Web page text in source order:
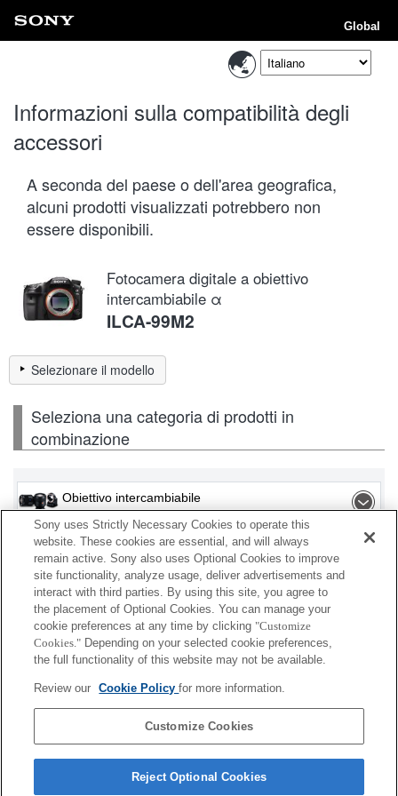
Global
Informazioni sulla compatibilità degli
accessori
A seconda del paese o dell'area geografica,
alcuni prodotti visualizzati potrebbero non
essere disponibili.
Fotocamera digitale a obiettivo
intercambiabile α
ILCA-99M2
Selezionare il modello
Seleziona una categoria di prodotti in
combinazione
Obiettivo intercambiabile
Flash / Lampada
Scheda di memoria
Alimentazione
Accessori
A seconda del paese o dell'area geografica, alcuni
prodotti visualizzati potrebbero non essere
Sony uses Strictly Necessary Cookies to operate this
website. These cookies are essential, and will always
remain active. Sony also uses Optional Cookies to improve
site functionality, analyze usage, deliver advertisements and
interact with third parties. By using this site, you agree to
the placement of Optional Cookies. You can manage your
cookie preferences at any time by clicking "Customize
Cookies." Depending on your selected cookie preferences,
the full functionality of this website may not be available.
Review our Cookie Policyfor more information.
Customize Cookies
Reject Optional Cookies